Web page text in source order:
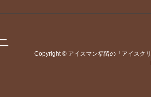
Copyright© アイスマン福留の「アイスクリ